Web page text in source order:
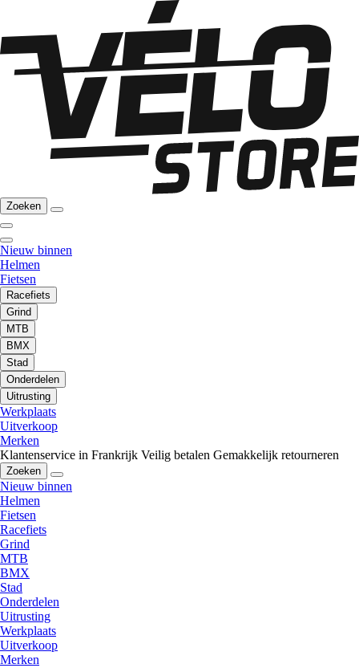
Zoeken
Nieuw binnen
Helmen
Fietsen
Racefiets
Grind
MTB
BMX
Stad
Onderdelen
Uitrusting
Werkplaats
Uitverkoop
Merken
Klantenservice in Frankrijk Veilig betalen Gemakkelijk retourneren
Zoeken
Nieuw binnen
Helmen
Fietsen
Racefiets
Grind
MTB
BMX
Stad
Onderdelen
Uitrusting
Werkplaats
Uitverkoop
Merken